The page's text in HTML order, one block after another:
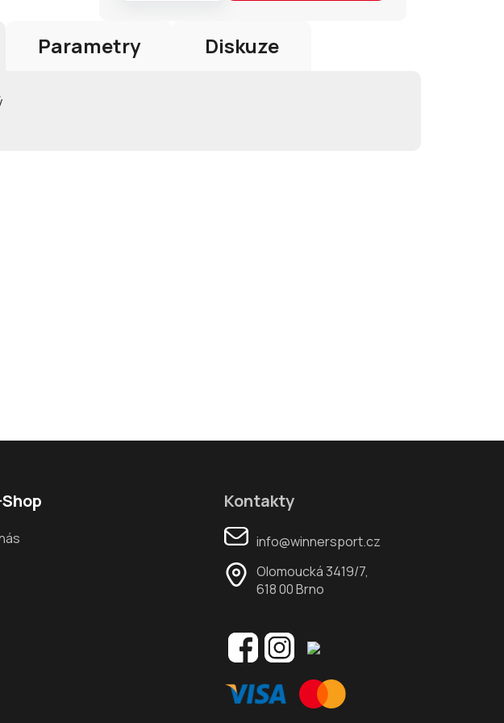
Parametry Diskuze
Kontakty
info@winnersport.cz
Olomoucká 3419/7,
618 00 Brno